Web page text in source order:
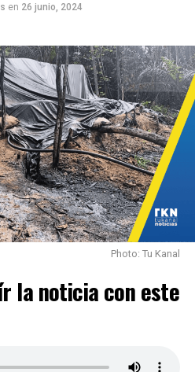
en 26 junio, 2024
Photo: Tu Kanal
la noticia con este